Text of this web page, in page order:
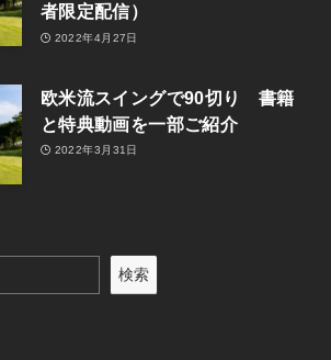
者限定配信）
2022年4月27日
欧米流スイングで90切り 書籍
と特典動画を一部ご紹介
2022年3月31日
検索